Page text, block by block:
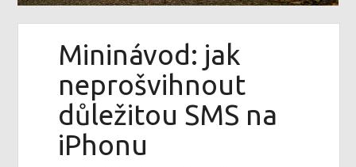
Mininávod: jak
neprošvihnout
důležitou SMS na
iPhonu